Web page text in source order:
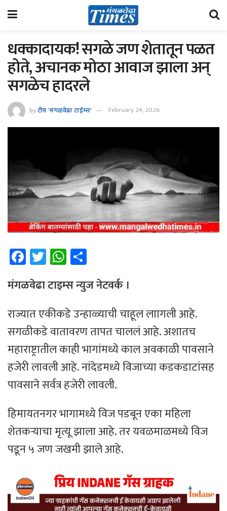
धक्कादायक! सगळे जण शेतातून पळत
होते, अचानक मोठा आवाज झाला अन्
सगळेच हादरले
byटीम 'मंगळवेढा टाईम्स' February 24, 2026
Fa
ce
b
o
ok
T
wi
tt
er
W
h
at
sA
p
p
ar
e
मंगळवेढा टाइम्स न्युज नेटवर्क ।
राज्यात एकीकडे उन्हाळ्याची चाहूल लाागली आहे.
सगळीकडे वातावरण तापत चाललं आहे. अशातच
महाराष्ट्रातील काही भागांमध्ये काल अवकाळी पावसाने
हजेरी लावली आहे. नांदेडमध्ये विजाच्या कडकडाटांसह
पावसाने सर्वत्र हजेरी लावली.
हिमायतनगर भागामध्ये विज पडबून एका महिला
शेतकऱ्याचा मृत्यू झाला आहे. तर यवळमाळमध्ये विज
पडून ५ जण जखमी झाले आहे.